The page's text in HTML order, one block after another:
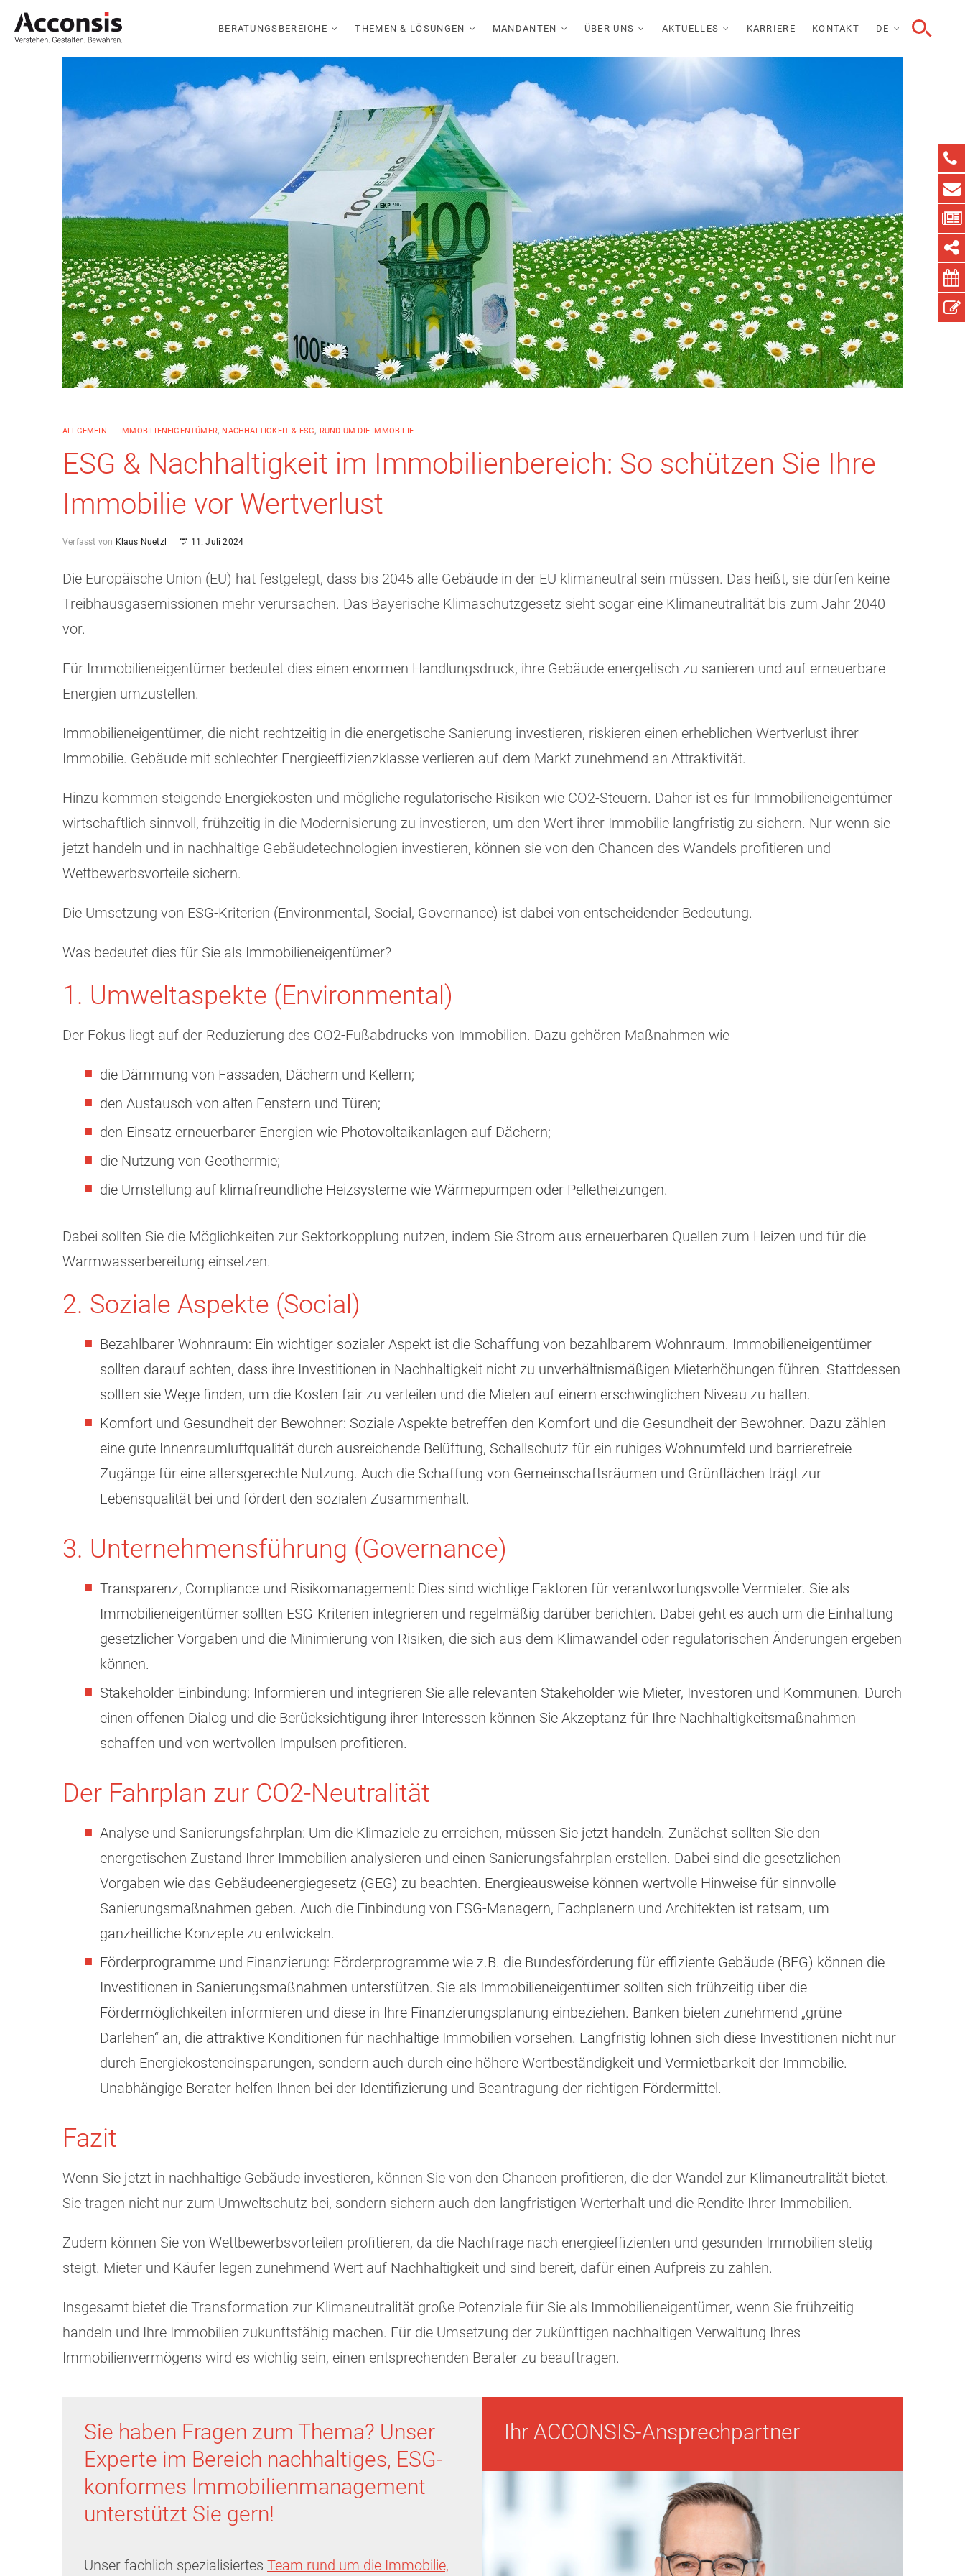
BERATUNGSBEREICHE THEMEN & LÖSUNGEN MANDANTEN ÜBER UNS AKTUELLES KARRIERE KONTAKT DE
ALLGEMEIN IMMOBILIENEIGENTÜMER, NACHHALTIGKEIT & ESG, RUND UM DIE IMMOBILIE
ESG & Nachhaltigkeit im Immobilienbereich: So schützen Sie Ihre
Immobilie vor Wertverlust
Verfasst von Klaus Nuetzl 11. Juli 2024
Die Europäische Union (EU) hat festgelegt, dass bis 2045 alle Gebäude in der EU klimaneutral sein müssen. Das heißt, sie dürfen keine
Treibhausgasemissionen mehr verursachen. Das Bayerische Klimaschutzgesetz sieht sogar eine Klimaneutralität bis zum Jahr 2040
vor.
Für Immobilieneigentümer bedeutet dies einen enormen Handlungsdruck, ihre Gebäude energetisch zu sanieren und auf erneuerbare
Energien umzustellen.
Immobilieneigentümer, die nicht rechtzeitig in die energetische Sanierung investieren, riskieren einen erheblichen Wertverlust ihrer
Immobilie. Gebäude mit schlechter Energieeffizienzklasse verlieren auf dem Markt zunehmend an Attraktivität.
Hinzu kommen steigende Energiekosten und mögliche regulatorische Risiken wie CO2-Steuern. Daher ist es für Immobilieneigentümer
wirtschaftlich sinnvoll, frühzeitig in die Modernisierung zu investieren, um den Wert ihrer Immobilie langfristig zu sichern. Nur wenn sie
jetzt handeln und in nachhaltige Gebäudetechnologien investieren, können sie von den Chancen des Wandels profitieren und
Wettbewerbsvorteile sichern.
Die Umsetzung von ESG-Kriterien (Environmental, Social, Governance) ist dabei von entscheidender Bedeutung.
Was bedeutet dies für Sie als Immobilieneigentümer?
1. Umweltaspekte (Environmental)
Der Fokus liegt auf der Reduzierung des CO2-Fußabdrucks von Immobilien. Dazu gehören Maßnahmen wie
die Dämmung von Fassaden, Dächern und Kellern;
den Austausch von alten Fenstern und Türen;
den Einsatz erneuerbarer Energien wie Photovoltaikanlagen auf Dächern;
die Nutzung von Geothermie;
die Umstellung auf klimafreundliche Heizsysteme wie Wärmepumpen oder Pelletheizungen.
Dabei sollten Sie die Möglichkeiten zur Sektorkopplung nutzen, indem Sie Strom aus erneuerbaren Quellen zum Heizen und für die
Warmwasserbereitung einsetzen.
2. Soziale Aspekte (Social)
Bezahlbarer Wohnraum: Ein wichtiger sozialer Aspekt ist die Schaffung von bezahlbarem Wohnraum. Immobilieneigentümer
sollten darauf achten, dass ihre Investitionen in Nachhaltigkeit nicht zu unverhältnismäßigen Mieterhöhungen führen. Stattdessen
sollten sie Wege finden, um die Kosten fair zu verteilen und die Mieten auf einem erschwinglichen Niveau zu halten.
Komfort und Gesundheit der Bewohner: Soziale Aspekte betreffen den Komfort und die Gesundheit der Bewohner. Dazu zählen
eine gute Innenraumluftqualität durch ausreichende Belüftung, Schallschutz für ein ruhiges Wohnumfeld und barrierefreie
Zugänge für eine altersgerechte Nutzung. Auch die Schaffung von Gemeinschaftsräumen und Grünflächen trägt zur
Lebensqualität bei und fördert den sozialen Zusammenhalt.
3. Unternehmensführung (Governance)
Transparenz, Compliance und Risikomanagement: Dies sind wichtige Faktoren für verantwortungsvolle Vermieter. Sie als
Immobilieneigentümer sollten ESG-Kriterien integrieren und regelmäßig darüber berichten. Dabei geht es auch um die Einhaltung
gesetzlicher Vorgaben und die Minimierung von Risiken, die sich aus dem Klimawandel oder regulatorischen Änderungen ergeben
können.
Stakeholder-Einbindung: Informieren und integrieren Sie alle relevanten Stakeholder wie Mieter, Investoren und Kommunen. Durch
einen offenen Dialog und die Berücksichtigung ihrer Interessen können Sie Akzeptanz für Ihre Nachhaltigkeitsmaßnahmen
schaffen und von wertvollen Impulsen profitieren.
Der Fahrplan zur CO2-Neutralität
Analyse und Sanierungsfahrplan: Um die Klimaziele zu erreichen, müssen Sie jetzt handeln. Zunächst sollten Sie den
energetischen Zustand Ihrer Immobilien analysieren und einen Sanierungsfahrplan erstellen. Dabei sind die gesetzlichen
Vorgaben wie das Gebäudeenergiegesetz (GEG) zu beachten. Energieausweise können wertvolle Hinweise für sinnvolle
Sanierungsmaßnahmen geben. Auch die Einbindung von ESG-Managern, Fachplanern und Architekten ist ratsam, um
ganzheitliche Konzepte zu entwickeln.
Förderprogramme und Finanzierung: Förderprogramme wie z.B. die Bundesförderung für effiziente Gebäude (BEG) können die
Investitionen in Sanierungsmaßnahmen unterstützen. Sie als Immobilieneigentümer sollten sich frühzeitig über die
Fördermöglichkeiten informieren und diese in Ihre Finanzierungsplanung einbeziehen. Banken bieten zunehmend „grüne
Darlehen“ an, die attraktive Konditionen für nachhaltige Immobilien vorsehen. Langfristig lohnen sich diese Investitionen nicht nur
durch Energiekosteneinsparungen, sondern auch durch eine höhere Wertbeständigkeit und Vermietbarkeit der Immobilie.
Unabhängige Berater helfen Ihnen bei der Identifizierung und Beantragung der richtigen Fördermittel.
Fazit
Wenn Sie jetzt in nachhaltige Gebäude investieren, können Sie von den Chancen profitieren, die der Wandel zur Klimaneutralität bietet.
Sie tragen nicht nur zum Umweltschutz bei, sondern sichern auch den langfristigen Werterhalt und die Rendite Ihrer Immobilien.
Zudem können Sie von Wettbewerbsvorteilen profitieren, da die Nachfrage nach energieeffizienten und gesunden Immobilien stetig
steigt. Mieter und Käufer legen zunehmend Wert auf Nachhaltigkeit und sind bereit, dafür einen Aufpreis zu zahlen.
Insgesamt bietet die Transformation zur Klimaneutralität große Potenziale für Sie als Immobilieneigentümer, wenn Sie frühzeitig
handeln und Ihre Immobilien zukunftsfähig machen. Für die Umsetzung der zukünftigen nachhaltigen Verwaltung Ihres
Immobilienvermögens wird es wichtig sein, einen entsprechenden Berater zu beauftragen.
Sie haben Fragen zum Thema? Unser
Experte im Bereich nachhaltiges, ESG-
konformes Immobilienmanagement
unterstützt Sie gern!
Unser fachlich spezialisiertes Team rund um die Immobilie,
Ihr ACCONSIS-Ansprechpartner